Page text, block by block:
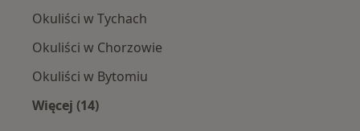
Okuliści w Tychach
Okuliści w Chorzowie
Okuliści w Bytomiu
Więcej (14)